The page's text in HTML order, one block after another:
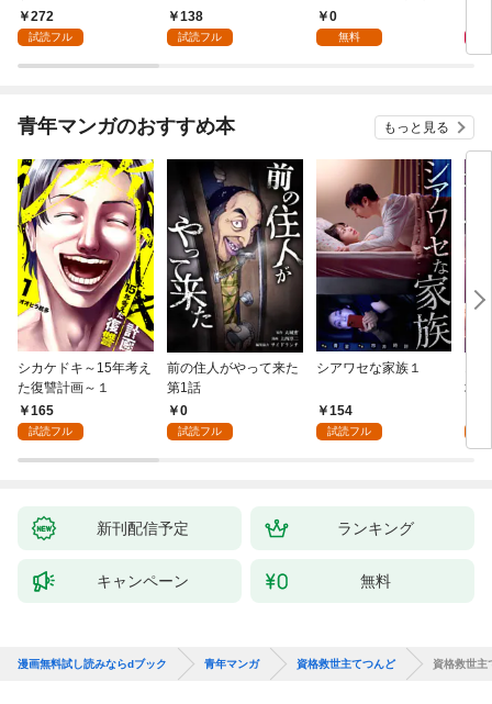
嫁として溺愛されてい
ます【単話】（１）
272
試読フル
まへ 私のことなどお忘
れですか？～【単話】
138
試読フル
0
無料
青年マンガのおすすめ本 もっと見る
シカケドキ～15年考え
た復讐計画～１
165
試読フル
前の住人がやって来た
第1話
0
試読フル
シアワセな家族１
154
試読フル
地
新刊配信予定 ランキング
キャンペーン 無料
漫画無料試し読みならdブック 青年マンガ 資格救世主てつんど 資格救世主